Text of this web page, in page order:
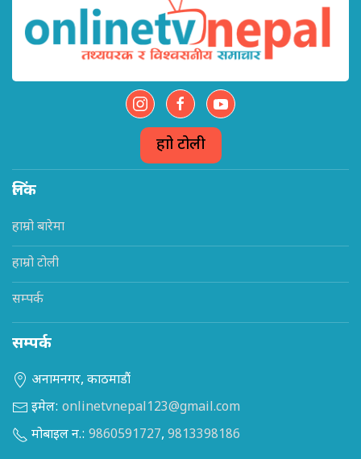
हाम्रो टोली
लिंक
हाम्रो बारेमा
हाम्रो टोली
सम्पर्क
सम्पर्क
अनामनगर, काठमाडौं
इमेल: onlinetvnepal123@gmail.com
मोबाइल न.: 9860591727, 9813398186